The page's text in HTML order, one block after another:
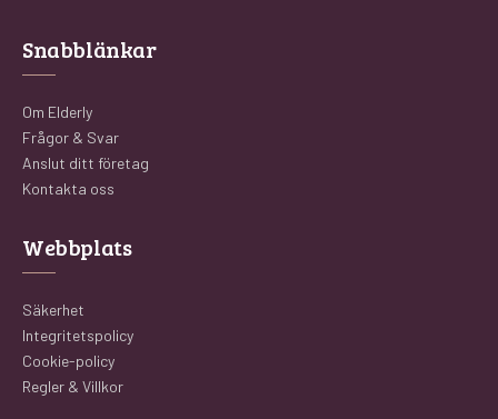
Snabblänkar
Om Elderly
Frågor & Svar
Anslut ditt företag
Kontakta oss
Webbplats
Säkerhet
Integritetspolicy
Cookie-policy
Regler & Villkor